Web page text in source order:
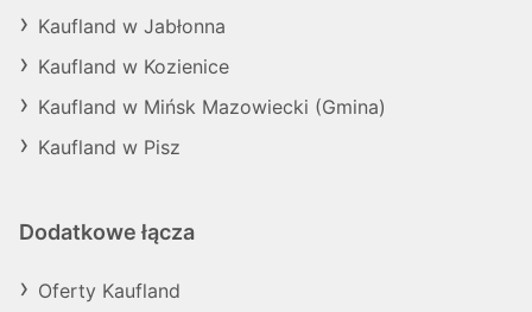
Kaufland w Jabłonna
Kaufland w Kozienice
Kaufland w Mińsk Mazowiecki (Gmina)
Kaufland w Pisz
Dodatkowe łącza
Oferty Kaufland